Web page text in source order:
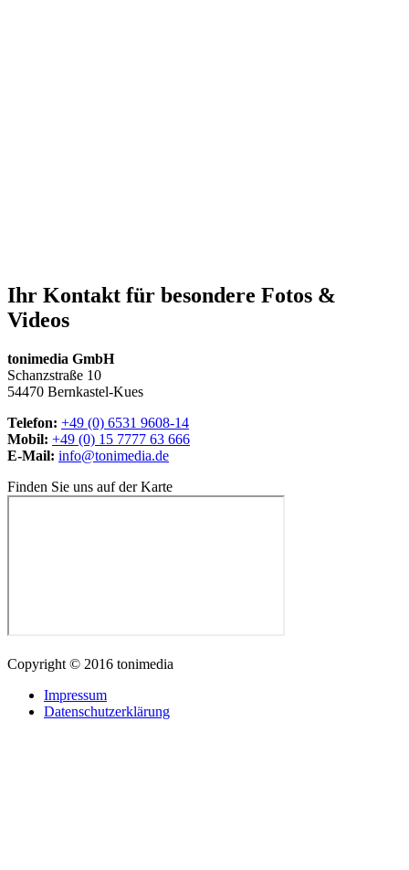
Ihr Kontakt für besondere Fotos &
Videos
tonimedia GmbH
Schanzstraße 10
54470 Bernkastel-Kues
Telefon: +49 (0) 6531 9608-14
Mobil: +49 (0) 15 7777 63 666
E-Mail: info@tonimedia.de
Finden Sie uns auf der Karte
Copyright © 2016 tonimedia
Impressum
Datenschutzerklärung